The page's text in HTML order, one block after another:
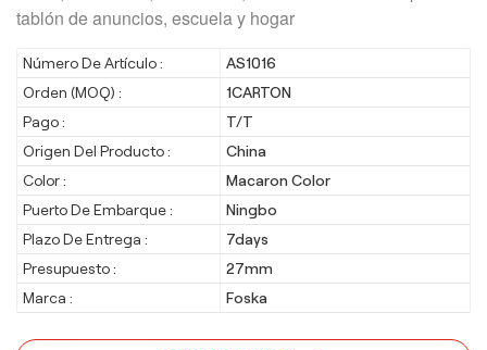
tablón de anuncios, escuela y hogar
Número De Artículo :
AS1016
Orden (MOQ) :
1CARTON
Pago :
T/T
Origen Del Producto :
China
Color :
Macaron Color
Puerto De Embarque :
Ningbo
Plazo De Entrega :
7days
Presupuesto :
27mm
Marca :
Foska